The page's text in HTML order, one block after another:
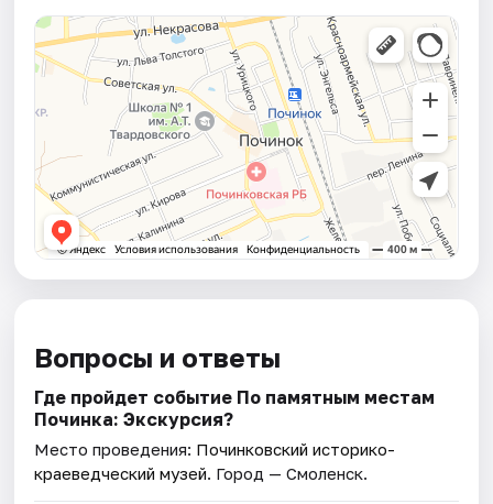
Вопросы и ответы
Где пройдет событие По памятным местам
Починка: Экскурсия?
Место проведения: Починковский историко-
краеведческий музей. Город — Смоленск.